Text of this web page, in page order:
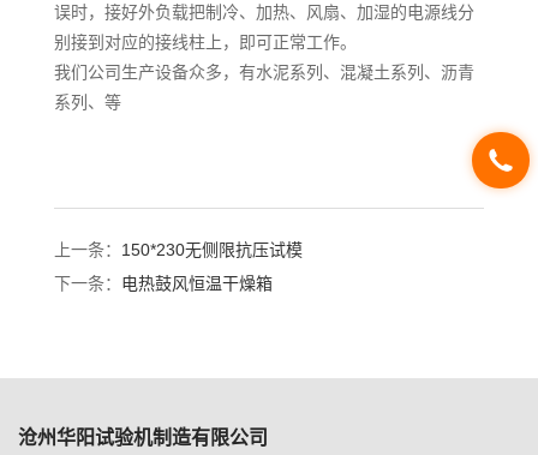
误时，接好外负载把制冷、加热、风扇、加湿的电源线分
别接到对应的接线柱上，即可正常工作。
我们公司生产设备众多，有水泥系列、混凝土系列、沥青
系列、等
上一条： 150*230无侧限抗压试模
下一条： 电热鼓风恒温干燥箱
沧州华阳试验机制造有限公司